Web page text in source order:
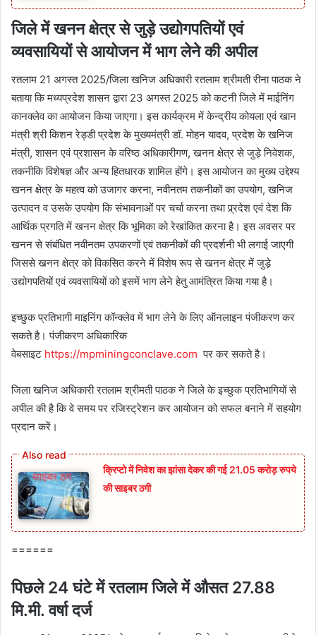
जिले में खनन क्षेत्र से जुड़े उद्योगपतियों एवं
व्यवसायियों से आयोजन में भाग लेने की अपील
रतलाम 21 अगस्त 2025/जिला खनिज अधिकारी रतलाम श्रीमती रीना पाठक ने
बताया कि मध्यप्रदेश शासन द्वारा 23 अगस्त 2025 को कटनी जिले में माईनिंग
कानक्लेव का आयोजन किया जाएगा। इस कार्यक्रम में केन्द्रीय कोयला एवं खान
मंत्री श्री किशन रेड्डी प्रदेश के मुख्यमंत्री डॉ. मोहन यादव, प्रदेश के खनिज
मंत्री, शासन एवं प्रशासन के वरिष्ठ अधिकारीगण, खनन क्षेत्र से जुड़े निवेशक,
तकनीकि विशेषज्ञ और अन्य हितधारक शामिल होंगे। इस आयोजन का मुख्य उद्देश्य
खनन क्षेत्र के महत्व को उजागर करना, नवीनतम तकनीकों का उपयोग, खनिज
उत्पादन व उसके उपयोग कि संभावनाओं पर चर्चा करना तथा प्र्रदेश एवं देश कि
आर्थिक प्रगति में खनन क्षेत्र कि भूमिका को रेखांकित करना है। इस अवसर पर
खनन से संबंधित नवीनतम उपकरणों एवं तकनीकों की प्रदर्शनी भी लगाई जाएगी
जिससे खनन क्षेत्र को विकसित करने में विशेष रूप से खनन क्षेत्र में जुड़े
उद्योगपतियों एवं व्यवसायियों को इसमें भाग लेने हेतु आमंत्रित किया गया है।
इच्छुक प्रतिभागी माइनिंग कॉन्क्लेव में भाग लेने के लिए ऑनलाइन पंजीकरण कर
सकते है। पंजीकरण अधिकारिक
वेबसाइट https://mpminingconclave.com पर कर सकते है।
जिला खनिज अधिकारी रतलाम श्रीमती पाठक ने जिले के इच्छुक प्रतिभागियों से
अपील की है कि वे समय पर रजिस्ट्रेशन कर आयोजन को सफल बनाने में सहयोग
प्रदान करें।
क्रिप्टो में निवेश का झांसा देकर की गई 21.05 करोड़ रुपये
की साइबर ठगी
======
पिछले 24 घंटे में रतलाम जिले में औसत 27.88
मि.मी. वर्षा दर्ज